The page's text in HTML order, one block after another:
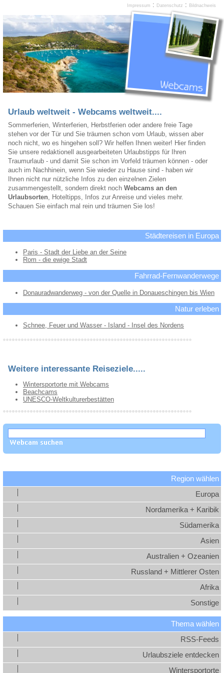
Urlaub weltweit - Webcams weltweit....
Sommerferien, Winterferien, Herbstferien oder andere freie Tage
stehen vor der Tür und Sie träumen schon vom Urlaub, wissen aber
noch nicht, wo es hingehen soll? Wir helfen Ihnen weiter! Hier finden
Sie unsere redaktionell ausgearbeiteten Urlaubstipps für Ihren
Traumurlaub - und damit Sie schon im Vorfeld träumen können - oder
auch im Nachhinein, wenn Sie wieder zu Hause sind - haben wir
Ihnen nicht nur nützliche Infos zu den einzelnen Zielen
zusammengestellt, sondern direkt noch Webcams an den
Urlaubsorten, Hoteltipps, Infos zur Anreise und vieles mehr.
Schauen Sie einfach mal rein und träumen Sie los!
Städtereisen in Europa
Paris - Stadt der Liebe an der Seine
Rom - die ewige Stadt
Fahrrad-Fernwanderwege
Donauradwanderweg - von der Quelle in Donaueschingen bis Wien
Natur erleben
Schnee, Feuer und Wasser - Island - Insel des Nordens
Weitere interessante Reiseziele.....
Wintersportorte mit Webcams
Beachcams
UNESCO-Weltkulturerbestätten
Region wählen
Europa
Nordamerika + Karibik
Südamerika
Asien
Australien + Ozeanien
Russland + Mittlerer Osten
Afrika
Sonstige
Thema wählen
RSS-Feeds
Urlaubsziele entdecken
Wintersportorte
Impressum : Datenschutz : Bildnachweis